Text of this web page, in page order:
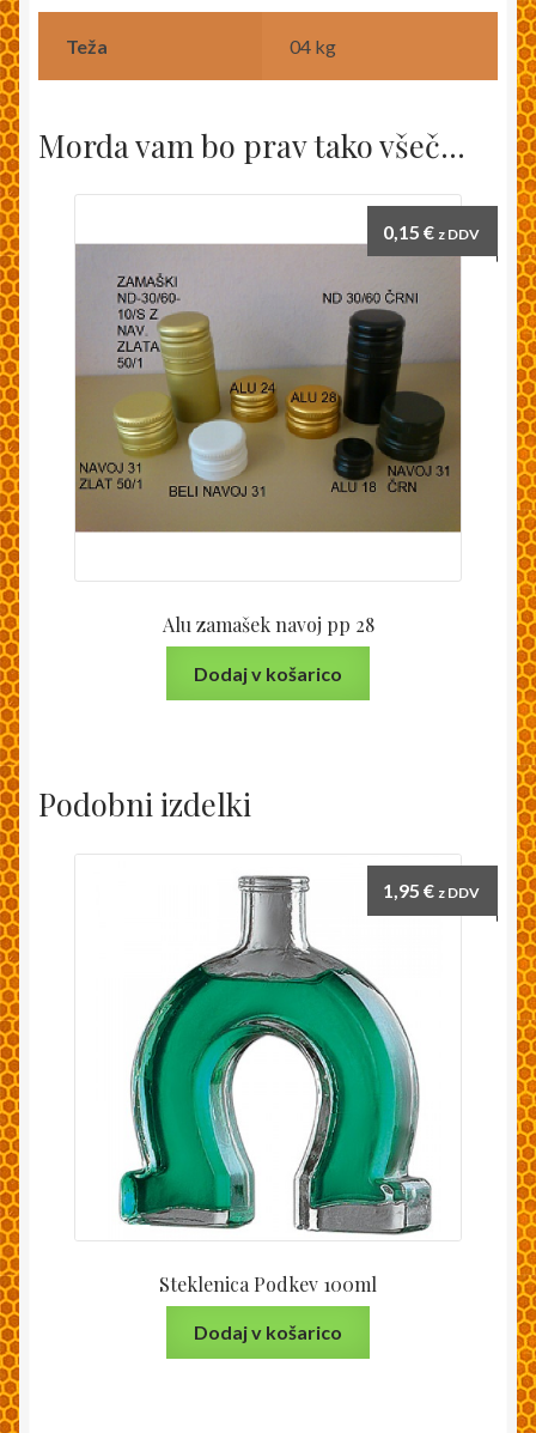
Teža 04 kg
Morda vam bo prav tako všeč…
Alu zamašek navoj pp 28
0,15€ z DDV
Dodaj v košarico
Podobni izdelki
Steklenica Podkev 100ml
1,95€ z DDV
Dodaj v košarico